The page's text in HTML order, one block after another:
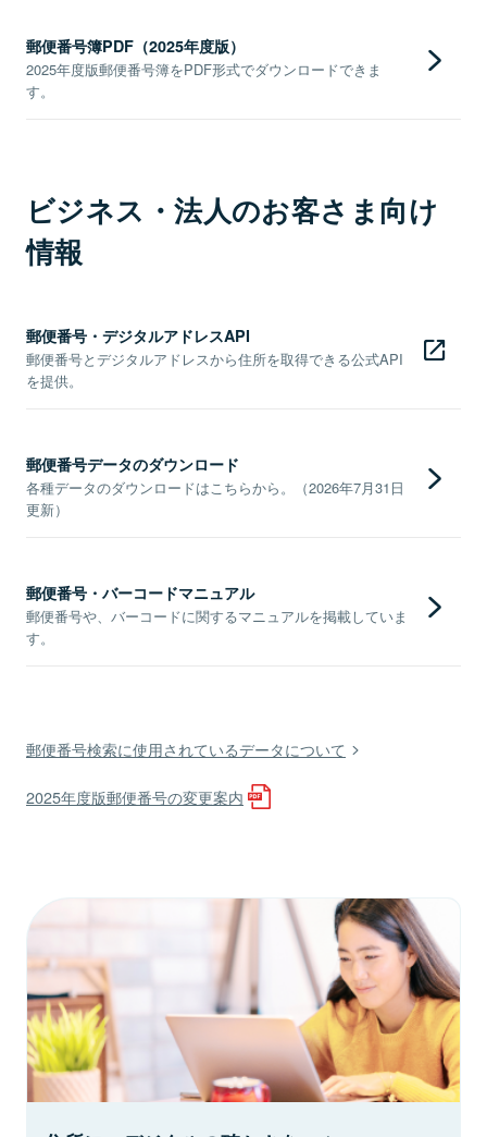
郵便番号簿PDF（2025年度版）
2025年度版郵便番号簿をPDF形式でダウンロードできま
す。
ビジネス・法人のお客さま向け
情報
郵便番号・デジタルアドレスAPI
郵便番号とデジタルアドレスから住所を取得できる公式API
を提供。
郵便番号データのダウンロード
各種データのダウンロードはこちらから。（2026年7月31日
更新）
郵便番号・バーコードマニュアル
郵便番号や、バーコードに関するマニュアルを掲載していま
す。
郵便番号検索に使用されているデータについて
2025年度版郵便番号の変更案内